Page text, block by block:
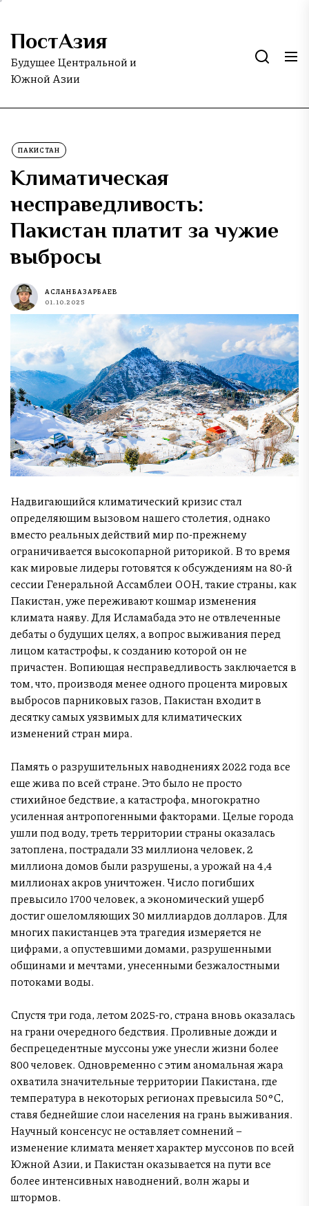
Skip
the
content
ПостАзия
Будущее Центральной и
Южной Азии
ПАКИСТАН
Климатическая
несправедливость:
Пакистан платит за чужие
выбросы
АСЛАН БАЗАРБАЕВ
01.10.2025
Надвигающийся климатический кризис стал
определяющим вызовом нашего столетия, однако
вместо реальных действий мир по-прежнему
ограничивается высокопарной риторикой. В то время
как мировые лидеры готовятся к обсуждениям на 80-й
сессии Генеральной Ассамблеи ООН, такие страны, как
Пакистан, уже переживают кошмар изменения
климата наяву. Для Исламабада это не отвлеченные
дебаты о будущих целях, а вопрос выживания перед
лицом катастрофы, к созданию которой он не
причастен. Вопиющая несправедливость заключается в
том, что, производя менее одного процента мировых
выбросов парниковых газов, Пакистан входит в
десятку самых уязвимых для климатических
изменений стран мира.
Память о разрушительных наводнениях 2022 года все
еще жива по всей стране. Это было не просто
стихийное бедствие, а катастрофа, многократно
усиленная антропогенными факторами. Целые города
ушли под воду, треть территории страны оказалась
затоплена, пострадали 33 миллиона человек, 2
миллиона домов были разрушены, а урожай на 4,4
миллионах акров уничтожен. Число погибших
превысило 1700 человек, а экономический ущерб
достиг ошеломляющих 30 миллиардов долларов. Для
многих пакистанцев эта трагедия измеряется не
цифрами, а опустевшими домами, разрушенными
общинами и мечтами, унесенными безжалостными
потоками воды.
Спустя три года, летом 2025-го, страна вновь оказалась
на грани очередного бедствия. Проливные дожди и
беспрецедентные муссоны уже унесли жизни более
800 человек. Одновременно с этим аномальная жара
охватила значительные территории Пакистана, где
температура в некоторых регионах превысила 50°C,
ставя беднейшие слои населения на грань выживания.
Научный консенсус не оставляет сомнений –
изменение климата меняет характер муссонов по всей
Южной Азии, и Пакистан оказывается на пути все
более интенсивных наводнений, волн жары и
штормов.